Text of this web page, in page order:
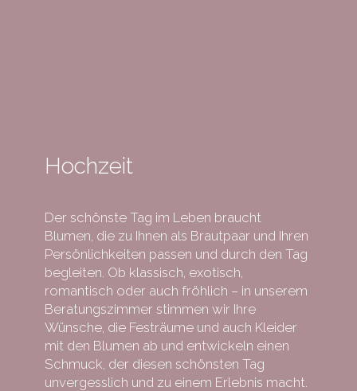
Hochzeit
Der schönste Tag im Leben braucht
Blumen, die zu Ihnen als Brautpaar und Ihren
Persönlichkeiten passen und durch den Tag
begleiten. Ob klassisch, exotisch,
romantisch oder auch fröhlich – in unserem
Beratungszimmer stimmen wir Ihre
Wünsche, die Festräume und auch Kleider
mit den Blumen ab und entwickeln einen
Schmuck, der diesen schönsten Tag
unvergesslich und zu einem Erlebnis macht.